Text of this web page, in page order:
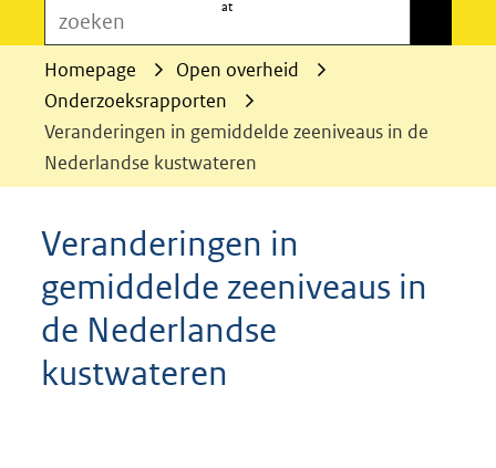
zoeken
Homepage
Open overheid
Onderzoeksrapporten
Veranderingen in gemiddelde zeeniveaus in de
Nederlandse kustwateren
Veranderingen in
gemiddelde zeeniveaus in
de Nederlandse
kustwateren